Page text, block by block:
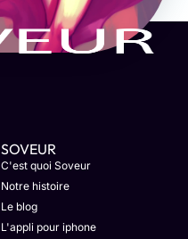
SOVEUR
C'est quoi Soveur
Notre histoire
Le blog
L'appli pour iphone